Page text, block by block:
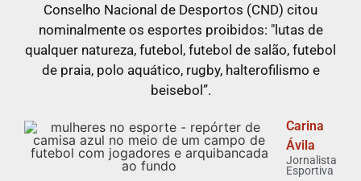
Conselho Nacional de Desportos (CND) citou
nominalmente os esportes proibidos: "lutas de
qualquer natureza, futebol, futebol de salão, futebol
de praia, polo aquático, rugby, halterofilismo e
beisebol”.
Carina
Ávila
Jornalista
Esportiva